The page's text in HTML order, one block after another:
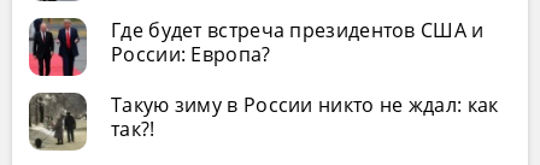
Где будет встреча президентов США и
России: Европа?
Такую зиму в России никто не ждал: как
так?!